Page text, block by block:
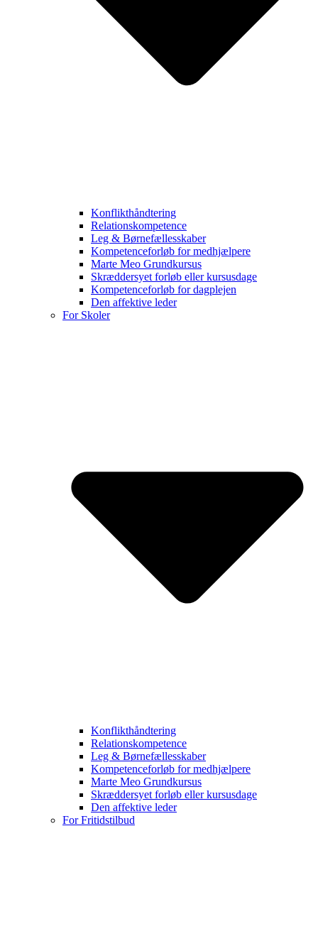
Konflikthåndtering
Relationskompetence
Leg & Børnefællesskaber
Kompetenceforløb for medhjælpere
Marte Meo Grundkursus
Skræddersyet forløb eller kursusdage
Kompetenceforløb for dagplejen
Den affektive leder
For Skoler
Konflikthåndtering
Relationskompetence
Leg & Børnefællesskaber
Kompetenceforløb for medhjælpere
Marte Meo Grundkursus
Skræddersyet forløb eller kursusdage
Den affektive leder
For Fritidstilbud